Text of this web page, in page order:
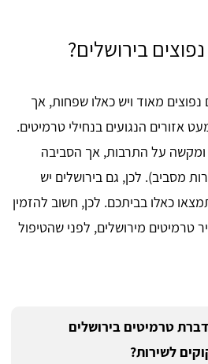
בירושלים?
מאוד ויש כאלו שפחות, אך
אזורים הנגועים בנחילי טרמיטים.
על התרבות, אך הסביבה
מסביב). לכן, גם בירושלים יש
כאלו בביתכם. לכן, חשוב להזמין
טרמיטים מירושלים, לפני שהטיפול
טרמיטים בירושלים
לשירות?